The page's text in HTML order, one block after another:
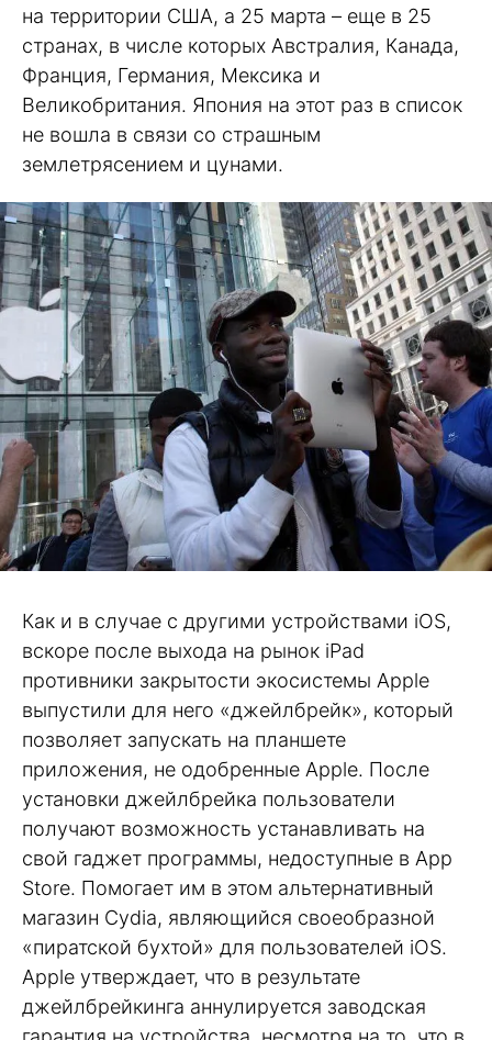
на территории США, а 25 марта – еще в 25
странах, в числе которых Австралия, Канада,
Франция, Германия, Мексика и
Великобритания. Япония на этот раз в список
не вошла в связи со страшным
землетрясением и цунами.
Как и в случае с другими устройствами iOS,
вскоре после выхода на рынок iPad
противники закрытости экосистемы Apple
выпустили для него «джейлбрейк», который
позволяет запускать на планшете
приложения, не одобренные Apple. После
установки джейлбрейка пользователи
получают возможность устанавливать на
свой гаджет программы, недоступные в App
Store. Помогает им в этом альтернативный
магазин Cydia, являющийся своеобразной
«пиратской бухтой» для пользователей iOS.
Apple утверждает, что в результате
джейлбрейкинга аннулируется заводская